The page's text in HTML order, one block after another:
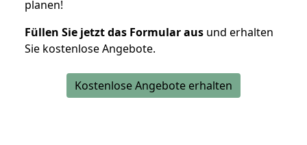
planen!
Füllen Sie jetzt das Formular aus und erhalten
Sie kostenlose Angebote.
Kostenlose Angebote erhalten